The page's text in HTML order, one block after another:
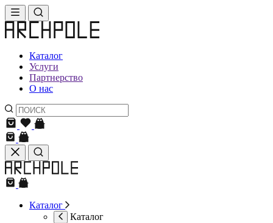
Каталог
Услуги
Партнерство
О нас
Каталог
Каталог